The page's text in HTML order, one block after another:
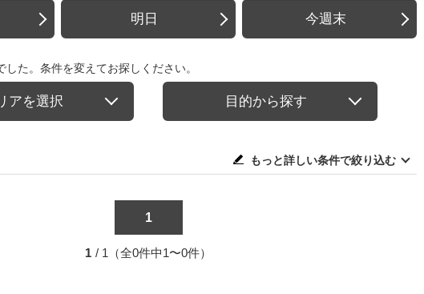
明日 今週末
た。条件を変えてお探しください。
アを選択 目的から探す
もっと詳しい条件で絞り込む
1
1 / 1（全0件中1〜0件）